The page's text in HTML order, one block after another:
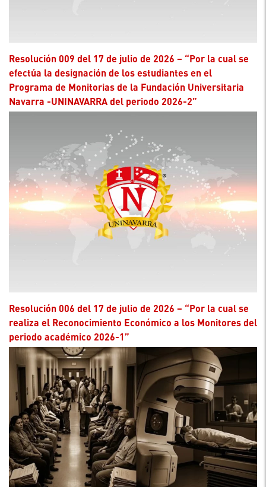
Resolución 009 del 17 de julio de 2026 – “Por la cual se
efectúa la designación de los estudiantes en el
Programa de Monitorias de la Fundación Universitaria
Navarra -UNINAVARRA del periodo 2026-2”
Resolución 006 del 17 de julio de 2026 – “Por la cual se
realiza el Reconocimiento Económico a los Monitores del
periodo académico 2026-1”